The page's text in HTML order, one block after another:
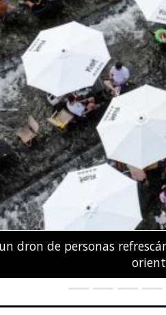
personas presuntamente
durante una protesta